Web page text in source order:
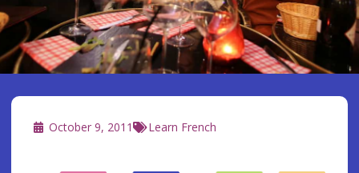
October 9, 2011 Learn French